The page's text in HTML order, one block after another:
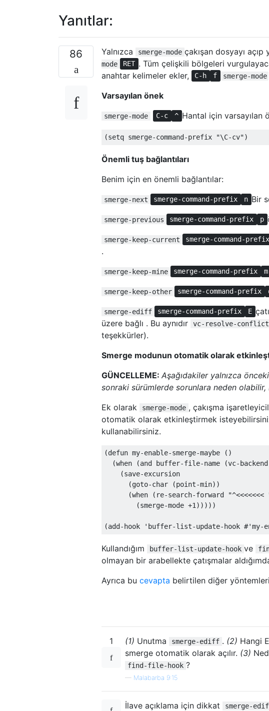
Yanıtlar:
86 Yalnızca smerge-mode çakışan dosyayı
mode
RET . Tüm çelişkili bölgeleri
anahtar kelimeler ekler,
C-h f smerge-mode
Varsayılan önek
smerge-mode C-c ^ Hantal için varsayılan
(setq smerge-command-prefix "\C-cv")
Önemli tuş bağlantıları
Benim için en önemli bağlantılar:
smerge-next smerge-command-prefix n Bir
smerge-previous smerge-command-prefix p
smerge-keep-current smerge-command-prefix
.
smerge-keep-mine smerge-command-prefix m
smerge-keep-other smerge-command-prefix
smerge-ediff smerge-command-prefix E
üzere bağlı . Bu aynıdır
vc-resolve-
teşekkürler).
Smerge modunun otomatik olarak
GÜNCELLEME: Aşağıdakiler yalnızca
sonraki sürümlerde sorunlara neden olabilir,
Ek olarak
smerge-mode , çakışma
otomatik olarak etkinleştirmek
kullanabilirsiniz.
(defun my-enable-smerge-maybe ( )
(when (and buffer-file-name (vc-
(save-excursion
(goto-char (point-min))
(when ( re-search-forward "^<<<<<<<
(smerge-mode +1 )))))
(add-hook 'buffer-list-update-hook #'my-
Kullandığım buffer-list-update-hook ve
olmayan bir arabellekte çatışmalar
Ayrıca bu cevapta belirtilen diğer
1 (1) Unutma smerge-ediff . (2) Hangi
smerge otomatik olarak açılır. (3)
find-file-hook ?
— Malabarba 9:15
İlave açıklama için dikkat smerge-